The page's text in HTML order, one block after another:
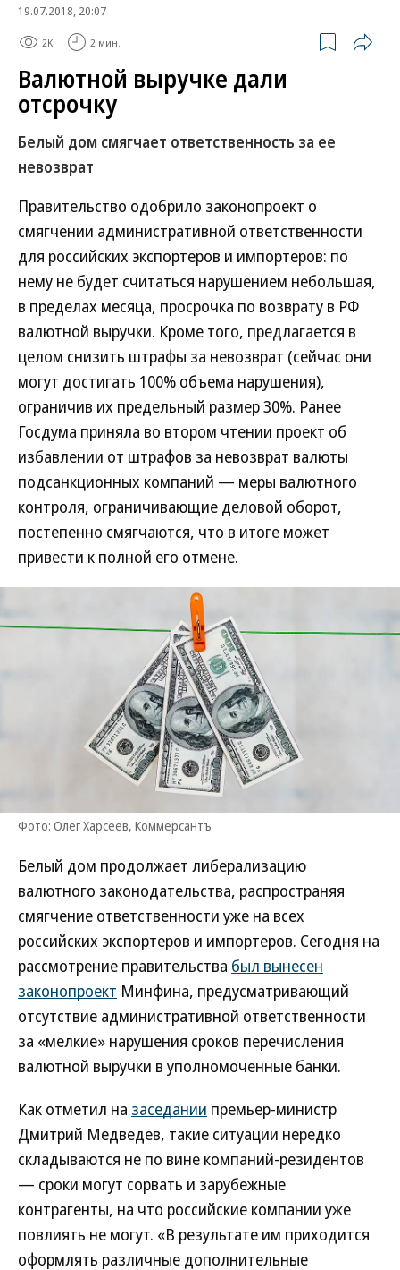
19.07.2018, 20:07
2K 2 мин.
Валютной выручке дали
отсрочку
Белый дом смягчает ответственность за ее
невозврат
Правительство одобрило законопроект о
смягчении административной ответственности
для российских экспортеров и импортеров: по
нему не будет считаться нарушением небольшая,
в пределах месяца, просрочка по возврату в РФ
валютной выручки. Кроме того, предлагается в
целом снизить штрафы за невозврат (сейчас они
могут достигать 100% объема нарушения),
ограничив их предельный размер 30%. Ранее
Госдума приняла во втором чтении проект об
избавлении от штрафов за невозврат валюты
подсанкционных компаний — меры валютного
контроля, ограничивающие деловой оборот,
постепенно смягчаются, что в итоге может
привести к полной его отмене.
Фото: Олег Харсеев, Коммерсантъ
Белый дом продолжает либерализацию
валютного законодательства, распространяя
смягчение ответственности уже на всех
российских экспортеров и импортеров. Сегодня на
рассмотрение правительства был вынесен
законопроект Минфина, предусматривающий
отсутствие административной ответственности
за «мелкие» нарушения сроков перечисления
валютной выручки в уполномоченные банки.
Как отметил на заседании премьер-министр
Дмитрий Медведев, такие ситуации нередко
складываются не по вине компаний-резидентов
— сроки могут сорвать и зарубежные
контрагенты, на что российские компании уже
повлиять не могут. «В результате им приходится
оформлять различные дополнительные